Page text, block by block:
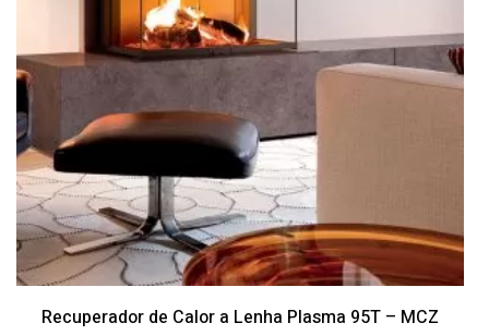
Recuperador de Calor a Lenha Plasma 95T – MCZ